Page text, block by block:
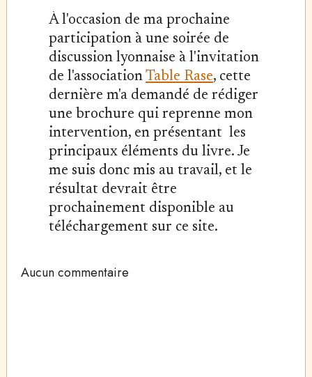
À l'occasion de ma prochaine
participation à une soirée de
discussion lyonnaise à l'invitation
de l'associationTable Rase, cette
dernière m'a demandé de rédiger
une brochure qui reprenne mon
intervention, en présentant les
principaux éléments du livre. Je
me suis donc mis au travail, et le
résultat devrait être
prochainement disponible au
téléchargement sur ce site.
Aucun commentaire